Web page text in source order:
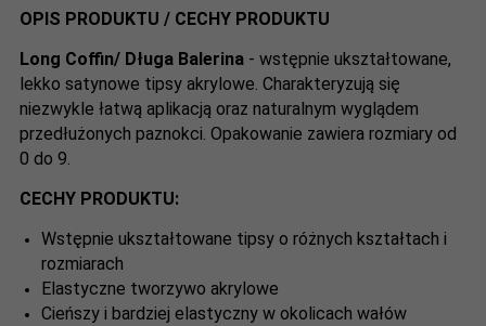
OPIS PRODUKTU / CECHY PRODUKTU
Long Coffin/ Długa Balerina - wstępnie ukształtowane,
lekko satynowe tipsy akrylowe. Charakteryzują się
niezwykle łatwą aplikacją oraz naturalnym wyglądem
przedłużonych paznokci. Opakowanie zawiera rozmiary od
0 do 9.
CECHY PRODUKTU:
Wstępnie ukształtowane tipsy o różnych kształtach i
rozmiarach
Elastyczne tworzywo akrylowe
Cieńszy i bardziej elastyczny w okolicach wałów